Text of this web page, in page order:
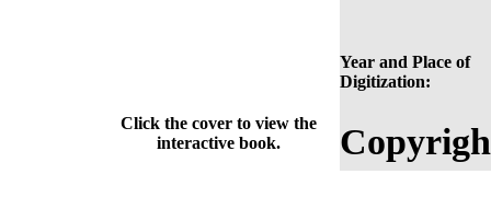
Year and Place of
Digitization:
Click the cover to view the
interactive book.